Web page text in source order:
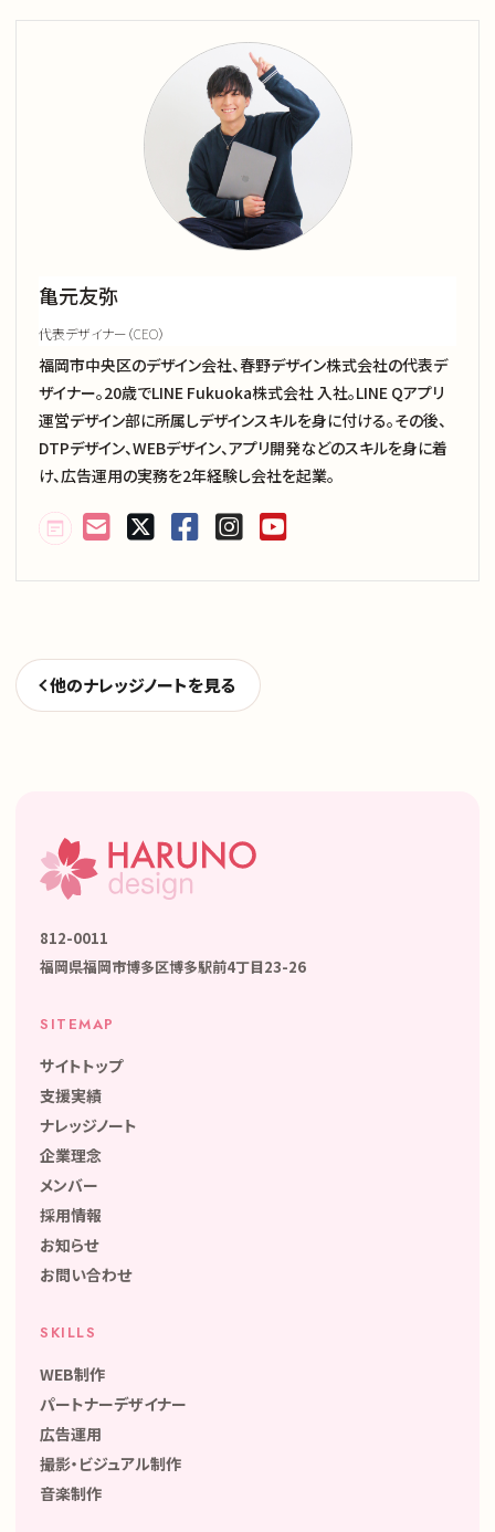
亀元友弥
代表デザイナー（CEO）
福岡市中央区のデザイン会社、春野デザイン株式会社の代表デ
ザイナー。20歳でLINE Fukuoka株式会社 入社。LINE Qアプリ
運営デザイン部に所属しデザインスキルを身に付ける。その後、
DTPデザイン、WEBデザイン、アプリ開発などのスキルを身に着
け、広告運用の実務を2年経験し会社を起業。
他のナレッジノートを見る
812-0011
福岡県福岡市博多区博多駅前4丁目23-26
SITEMAP
サイトトップ
支援実績
ナレッジノート
企業理念
メンバー
採用情報
お知らせ
お問い合わせ
SKILLS
WEB制作
パートナーデザイナー
広告運用
撮影・ビジュアル制作
音楽制作